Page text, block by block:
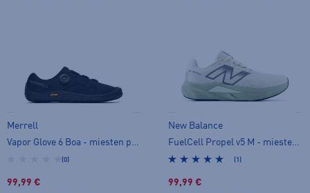
Merrell
Vapor Glove 6 Boa - miesten paljasjalkakengät
(0)
99,99 €
New Balance
FuelCell Propel v5 M - miesten juoksukengät
(1)
99,99 €